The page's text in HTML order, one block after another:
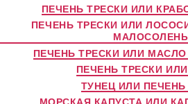
ПЕЧЕНЬ ТРЕСКИ ИЛИ
ПЕЧЕНЬ ТРЕСКИ ИЛИ
ПЕЧЕНЬ ТРЕСКИ ИЛИ
ПЕЧЕНЬ ТРЕСКИ
ТУНЕЦ ИЛИ ПЕЧЕНЬ
МОРСКАЯ КАПУСТА ИЛИ